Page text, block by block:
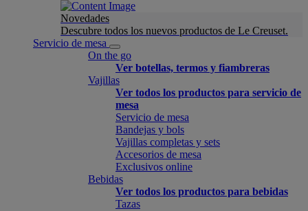
Novedades
Descubre todos los nuevos productos de Le Creuset.
Servicio de mesa
On the go
Ver botellas, termos y fiambreras
Vajillas
Ver todos los productos para servicio de
mesa
Servicio de mesa
Bandejas y bols
Vajillas completas y sets
Accesorios de mesa
Exclusivos online
Bebidas
Ver todos los productos para bebidas
Tazas